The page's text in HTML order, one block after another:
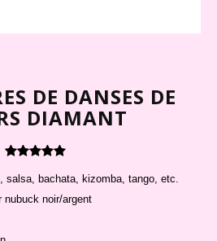
DE DANSES DE
DIAMANT
salsa, bachata, kizomba, tango, etc.
noir/argent